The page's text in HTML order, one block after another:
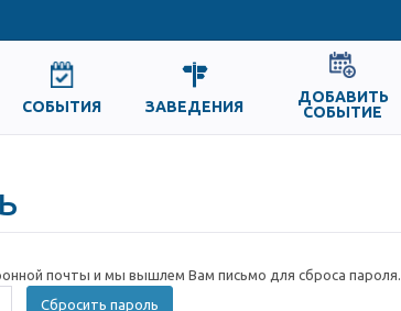
СОБЫТИЯ ЗАВЕДЕНИЯ
ДОБАВИТЬ
СОБЫТИЕ
почты и мы вышлем Вам письмо для сброса пароля.
Сбросить пароль